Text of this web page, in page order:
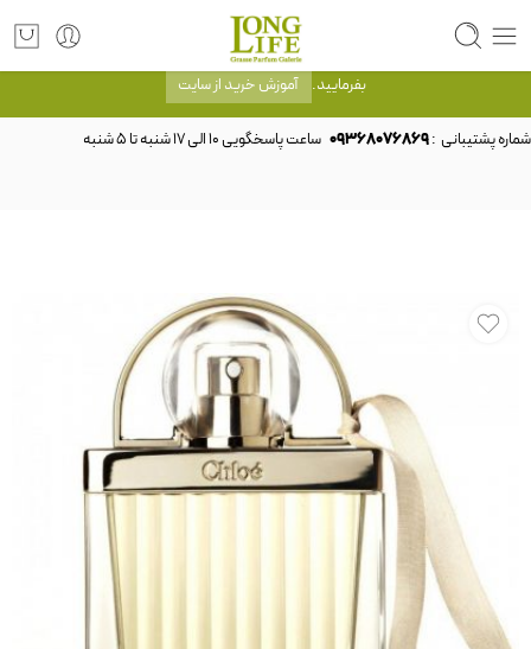
توجه! برند لانگ لایف رایحه های معروف را با شیشه و بسته بندی خود شرکت لانگ لایف
عرضه می کند.که با انتخاب حجم هر ادکلنی می توانید شیشه و بسته بندی را ملاحظه
بفرمایید. آموزش خرید از سایت
شماره پشتیبانی :09368076869